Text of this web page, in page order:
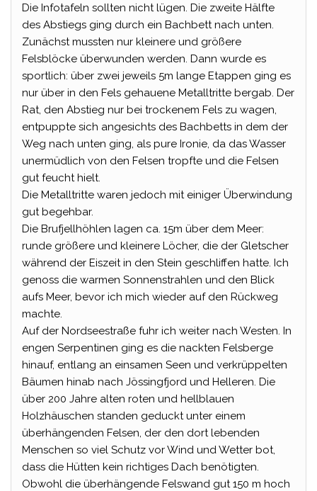
Die Infotafeln sollten nicht lügen. Die zweite Hälfte
des Abstiegs ging durch ein Bachbett nach unten.
Zunächst mussten nur kleinere und größere
Felsblöcke überwunden werden. Dann wurde es
sportlich: über zwei jeweils 5m lange Etappen ging es
nur über in den Fels gehauene Metalltritte bergab. Der
Rat, den Abstieg nur bei trockenem Fels zu wagen,
entpuppte sich angesichts des Bachbetts in dem der
Weg nach unten ging, als pure Ironie, da das Wasser
unermüdlich von den Felsen tropfte und die Felsen
gut feucht hielt.
Die Metalltritte waren jedoch mit einiger Überwindung
gut begehbar.
Die Brufjellhöhlen lagen ca. 15m über dem Meer:
runde größere und kleinere Löcher, die der Gletscher
während der Eiszeit in den Stein geschliffen hatte. Ich
genoss die warmen Sonnenstrahlen und den Blick
aufs Meer, bevor ich mich wieder auf den Rückweg
machte.
Auf der Nordseestraße fuhr ich weiter nach Westen. In
engen Serpentinen ging es die nackten Felsberge
hinauf, entlang an einsamen Seen und verkrüppelten
Bäumen hinab nach Jössingfjord und Helleren. Die
über 200 Jahre alten roten und hellblauen
Holzhäuschen standen geduckt unter einem
überhängenden Felsen, der den dort lebenden
Menschen so viel Schutz vor Wind und Wetter bot,
dass die Hütten kein richtiges Dach benötigten.
Obwohl die überhängende Felswand gut 150 m hoch